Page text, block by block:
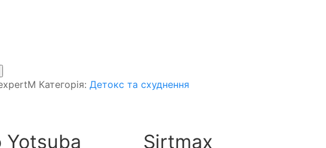
Категорія: Детокс та схуднення
Yotsuba
Sirtmax